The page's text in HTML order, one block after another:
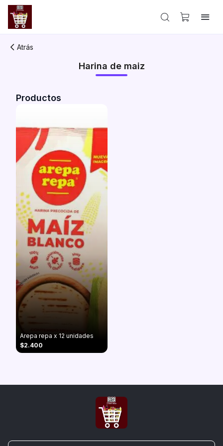
Atrás
Harina de maiz
Productos
Arepa repa x 12 unidades
$2.400